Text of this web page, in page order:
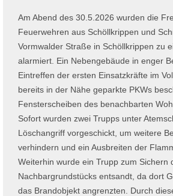
Am Abend des 30.5.2026 wurden die
Feuerwehren aus Schöllkrippen und
Vormwalder Straße in Schöllkrippen zu
alarmiert. Ein Nebengebäude in enger
Eintreffen der ersten Einsatzkräfte im
bereits in der Nähe geparkte PKWs
Fensterscheiben des benachbarten
Sofort wurden zwei Trupps unter
Löschangriff vorgeschickt, um weitere
verhindern und ein Ausbreiten der
Weiterhin wurde ein Trupp zum Sichern
Nachbargrundstücks entsandt, da dort
das Brandobjekt angrenzten. Durch